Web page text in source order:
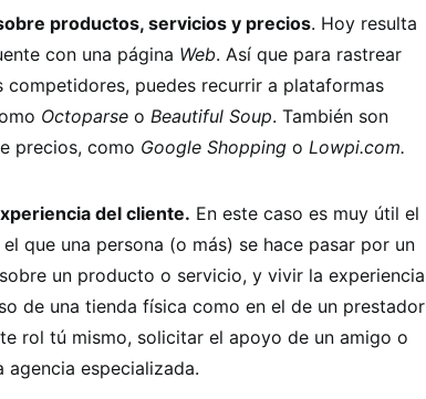
productos, servicios y precios. Hoy resulta
con una página Web. Así que para rastrear
puedes recurrir a plataformas
Octoparse o Beautiful Soup. También son
precios, como Google Shopping o Lowpi.com.
del cliente. En este caso es muy útil el
el que una persona (o más) se hace pasar por un
un producto o servicio, y vivir la experiencia
de una tienda física como en el de un prestador
rol tú mismo, solicitar el apoyo de un amigo o
agencia especializada.